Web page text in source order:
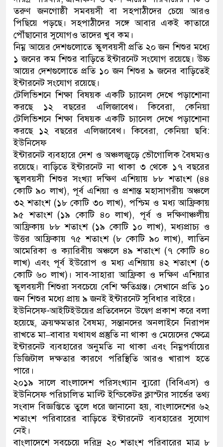
তরুণ জনগোষ্ঠী সমবয়সী বা সহপাঠীদের চেয়ে আরও
পিছিয়ে পড়ছে। সহপাঠীদের সঙ্গে আবার একই কাতারে
পৌঁছানোর সুযোগও তাদের খুব কম।
নিম্ন আয়ের দেশগুলোতে স্কুলবয়সী প্রতি ২০ জন শিশুর মধ্যে
১ জনের কম শিশুর বাড়িতে ইন্টারনেট সংযোগ রয়েছে। উচ্চ
আয়ের দেশগুলোতে প্রতি ১০ জন শিশুর ৯ জনের বাড়িতেই
ইন্টারনেট সংযোগ রয়েছে।
টেলিভিশনে শিক্ষা বিষয়ক একটি চ্যানেল দেখে পড়াশোনা
করছে ১২ বছরের এলিজাবেথ। কিবেরা, কেনিয়া
টেলিভিশনে শিক্ষা বিষয়ক একটি চ্যানেল দেখে পড়াশোনা
করছে ১২ বছরের এলিজাবেথ। কিবেরা, কেনিয়া ছবি:
ইউনিসেফ
ইন্টারনেট ব্যবহারে দেশ ও অঞ্চলজুড়ে ভৌগোলিক বৈষম্যও
রয়েছে। বাড়িতে ইন্টারনেট না থাকা ৩ থেকে ১৭ বছরের
স্কুলবয়সী শিশুর সংখ্যা দক্ষিণ এশিয়ায় ৮৮ শতাংশ (৪৪
কোটি ৯০ লাখ), পূর্ব এশিয়া ও প্রশান্ত মহাসাগরীয় অঞ্চলে
৩২ শতাংশ (১৮ কোটি ৩০ লাখ), পশ্চিম ও মধ্য আফ্রিকায়
৯৫ শতাংশ (১৯ কোটি ৪০ লাখ), পূর্ব ও দক্ষিণাঞ্চলীয়
আফ্রিকায় ৮৮ শতাংশ (১৯ কোটি ১০ লাখ), মধ্যপ্রাচ্য ও
উত্তর আফ্রিকায় ৭৫ শতাংশ (৮ কোটি ৯০ লাখ), লাতিন
আমেরিকা ও ক্যারিবীয় অঞ্চলে ৪৯ শতাংশ (৭ কোটি ৪০
লাখ) এবং পূর্ব ইউরোপ ও মধ্য এশিয়ায় ৪২ শতাংশ (৩
কোটি ৬০ লাখ)। সাব-সাহারা আফ্রিকা ও দক্ষিণ এশিয়ার
স্কুলবয়সী শিশুরা সবচেয়ে বেশি ক্ষতিগ্রস্ত। সেখানে প্রতি ১০
জন শিশুর মধ্যে প্রায় ৯ জনই ইন্টারনেট সুবিধার বাইরে।
ইউনিসেফ-আইটিইউয়ের প্রতিবেদনে উদ্বেগ প্রকাশ করে বলা
হয়েছে, ক্রয়ক্ষমতার বৈষম্য, সন্তানদের অনলাইনে নিরাপদ
রাখতে মা–বাবার যথাযথ প্রস্তুতি না থাকা ও মেয়েদের ক্ষেত্রে
ইন্টারনেট ব্যবহারের অনুমতি না থাকা এবং নিম্নপর্যায়ের
ডিজিটাল দক্ষতার কারণে পরিস্থিতি আরও খারাপ হতে
পারে।
২০১৯ সালে বাংলাদেশ পরিসংখ্যান ব্যুরো (বিবিএস) ও
ইউনিসেফ পরিচালিত মাল্টি ইন্ডিকেটর ক্লাস্টার সার্ভের তথ্য
সংবাদ বিজ্ঞপ্তিতে তুলে ধরে জানানো হয়, বাংলাদেশের ৬২
শতাংশ পরিবারের বাড়িতে ইন্টারনেট ব্যবহারের সুযোগ
নেই।
বাংলাদেশে সবচেয়ে দরিদ্র ২০ শতাংশ পরিবারের মাত্র ৮